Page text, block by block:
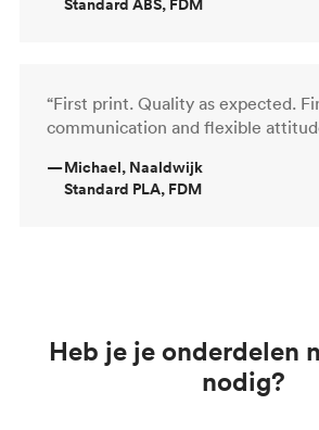
“First print. Quality as expected.
communication and flexible
—Michael, Naaldwijk
Standard PLA, FDM
Heb je je onderdelen
nodig?